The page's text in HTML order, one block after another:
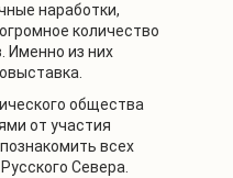
наработки,
количество
Именно из них
общества
от участия
всех
Севера.